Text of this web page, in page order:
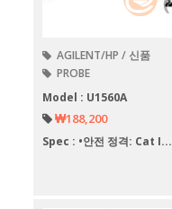
AGILENT/HP / 신품
PROBE
Model : U1560A
₩188,200
Spec : •안전 정격: Cat I...